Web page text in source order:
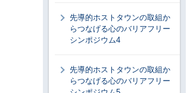
先導的ホストタウンの取組か
らつなげる心のバリアフリー
シンポジウム4
先導的ホストタウンの取組か
らつなげる心のバリアフリー